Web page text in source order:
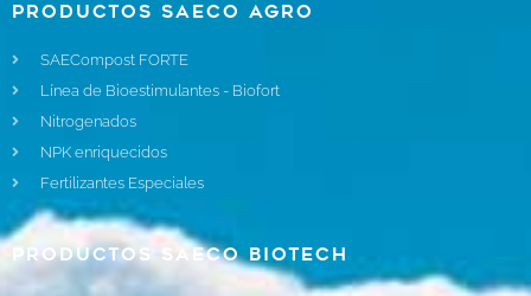
Productos Saeco Agro
SAECompost FORTE
Línea de Bioestimulantes - Biofort
Nitrogenados
NPK enriquecidos
Fertilizantes Especiales
Productos Saeco Biotech